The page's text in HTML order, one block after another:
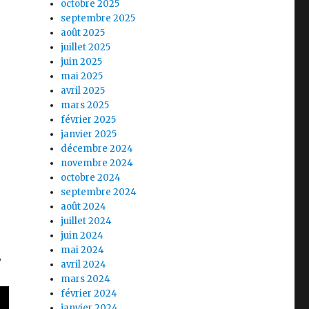
octobre 2025
septembre 2025
août 2025
juillet 2025
juin 2025
mai 2025
avril 2025
mars 2025
février 2025
janvier 2025
décembre 2024
novembre 2024
octobre 2024
septembre 2024
août 2024
juillet 2024
juin 2024
mai 2024
avril 2024
mars 2024
février 2024